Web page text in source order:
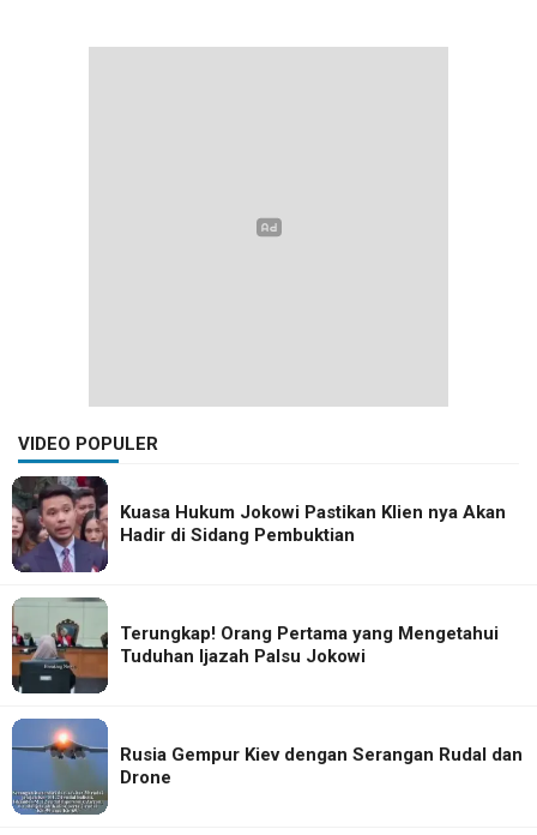
VIDEO POPULER
Kuasa Hukum Jokowi Pastikan Klien nya Akan
Hadir di Sidang Pembuktian
Terungkap! Orang Pertama yang Mengetahui
Tuduhan Ijazah Palsu Jokowi
Rusia Gempur Kiev dengan Serangan Rudal dan
Drone